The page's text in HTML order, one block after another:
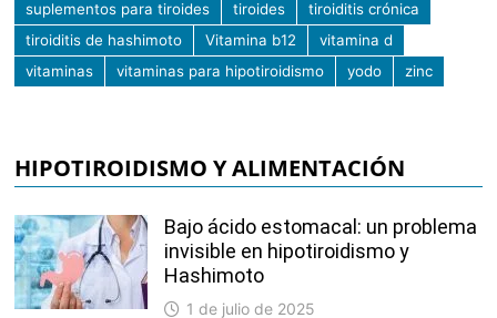
suplementos para tiroides tiroides
tiroiditis crónica
tiroiditis de hashimoto
Vitamina b12
vitamina d
vitaminas
vitaminas para hipotiroidismo yodo zinc
HIPOTIROIDISMO Y ALIMENTACIÓN
Bajo ácido estomacal: un problema
invisible en hipotiroidismo y
Hashimoto
1 de julio de 2025